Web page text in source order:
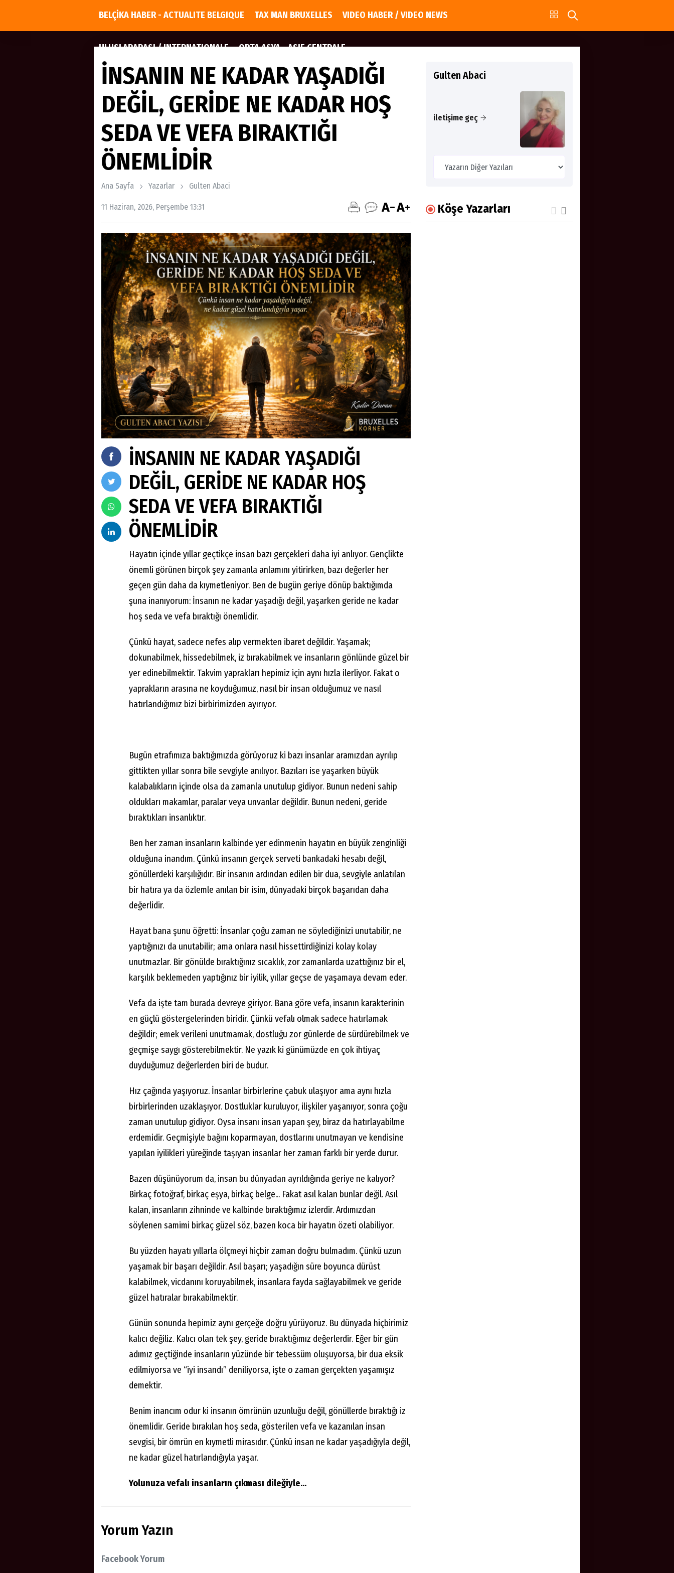
BELÇİKA HABER - ACTUALITE BELGIQUE TAX MAN BRUXELLES VIDEO HABER / VIDEO NEWS
ULUSLARARASI / INTERNATIONALE ORTA ASYA - ASIE CENTRALE
İNSANIN NE KADAR YAŞADIĞI
DEĞİL, GERİDE NE KADAR HOŞ
SEDA VE VEFA BIRAKTIĞI
ÖNEMLİDİR
Ana Sayfa Yazarlar Gulten Abaci
11 Haziran, 2026, Perşembe 13:31
İNSANIN NE KADAR YAŞADIĞI
DEĞİL, GERİDE NE KADAR HOŞ
SEDA VE VEFA BIRAKTIĞI
ÖNEMLİDİR
Hayatın içinde yıllar geçtikçe insan bazı gerçekleri daha iyi anlıyor. Gençlikte
önemli görünen birçok şey zamanla anlamını yitirirken, bazı değerler her
geçen gün daha da kıymetleniyor. Ben de bugün geriye dönüp baktığımda
şuna inanıyorum: İnsanın ne kadar yaşadığı değil, yaşarken geride ne kadar
hoş seda ve vefa bıraktığı önemlidir.
Çünkü hayat, sadece nefes alıp vermekten ibaret değildir. Yaşamak;
dokunabilmek, hissedebilmek, iz bırakabilmek ve insanların gönlünde güzel bir
yer edinebilmektir. Takvim yaprakları hepimiz için aynı hızla ilerliyor. Fakat o
yaprakların arasına ne koyduğumuz, nasıl bir insan olduğumuz ve nasıl
hatırlandığımız bizi birbirimizden ayırıyor.
Bugün etrafımıza baktığımızda görüyoruz ki bazı insanlar aramızdan ayrılıp
gittikten yıllar sonra bile sevgiyle anılıyor. Bazıları ise yaşarken büyük
kalabalıkların içinde olsa da zamanla unutulup gidiyor. Bunun nedeni sahip
oldukları makamlar, paralar veya unvanlar değildir. Bunun nedeni, geride
bıraktıkları insanlıktır.
Ben her zaman insanların kalbinde yer edinmenin hayatın en büyük zenginliği
olduğuna inandım. Çünkü insanın gerçek serveti bankadaki hesabı değil,
gönüllerdeki karşılığıdır. Bir insanın ardından edilen bir dua, sevgiyle anlatılan
bir hatıra ya da özlemle anılan bir isim, dünyadaki birçok başarıdan daha
değerlidir.
Hayat bana şunu öğretti: İnsanlar çoğu zaman ne söylediğinizi unutabilir, ne
yaptığınızı da unutabilir; ama onlara nasıl hissettirdiğinizi kolay kolay
unutmazlar. Bir gönülde bıraktığınız sıcaklık, zor zamanlarda uzattığınız bir el,
karşılık beklemeden yaptığınız bir iyilik, yıllar geçse de yaşamaya devam eder.
Vefa da işte tam burada devreye giriyor. Bana göre vefa, insanın karakterinin
en güçlü göstergelerinden biridir. Çünkü vefalı olmak sadece hatırlamak
değildir; emek verileni unutmamak, dostluğu zor günlerde de sürdürebilmek ve
geçmişe saygı gösterebilmektir. Ne yazık ki günümüzde en çok ihtiyaç
duyduğumuz değerlerden biri de budur.
Hız çağında yaşıyoruz. İnsanlar birbirlerine çabuk ulaşıyor ama aynı hızla
birbirlerinden uzaklaşıyor. Dostluklar kuruluyor, ilişkiler yaşanıyor, sonra çoğu
zaman unutulup gidiyor. Oysa insanı insan yapan şey, biraz da hatırlayabilme
erdemidir. Geçmişiyle bağını koparmayan, dostlarını unutmayan ve kendisine
yapılan iyilikleri yüreğinde taşıyan insanlar her zaman farklı bir yerde durur.
Bazen düşünüyorum da, insan bu dünyadan ayrıldığında geriye ne kalıyor?
Birkaç fotoğraf, birkaç eşya, birkaç belge... Fakat asıl kalan bunlar değil. Asıl
kalan, insanların zihninde ve kalbinde bıraktığımız izlerdir. Ardımızdan
söylenen samimi birkaç güzel söz, bazen koca bir hayatın özeti olabiliyor.
Bu yüzden hayatı yıllarla ölçmeyi hiçbir zaman doğru bulmadım. Çünkü uzun
yaşamak bir başarı değildir. Asıl başarı; yaşadığın süre boyunca dürüst
kalabilmek, vicdanını koruyabilmek, insanlara fayda sağlayabilmek ve geride
güzel hatıralar bırakabilmektir.
Günün sonunda hepimiz aynı gerçeğe doğru yürüyoruz. Bu dünyada hiçbirimiz
kalıcı değiliz. Kalıcı olan tek şey, geride bıraktığımız değerlerdir. Eğer bir gün
adımız geçtiğinde insanların yüzünde bir tebessüm oluşuyorsa, bir dua eksik
edilmiyorsa ve “iyi insandı” deniliyorsa, işte o zaman gerçekten yaşamışız
demektir.
Benim inancım odur ki insanın ömrünün uzunluğu değil, gönüllerde bıraktığı iz
önemlidir. Geride bırakılan hoş seda, gösterilen vefa ve kazanılan insan
sevgisi, bir ömrün en kıymetli mirasıdır. Çünkü insan ne kadar yaşadığıyla değil,
ne kadar güzel hatırlandığıyla yaşar.
Yolunuza vefalı insanların çıkması dileğiyle...
Yorum Yazın
Facebook Yorum
Gulten Abaci
iletişime geç
Köşe Yazarları